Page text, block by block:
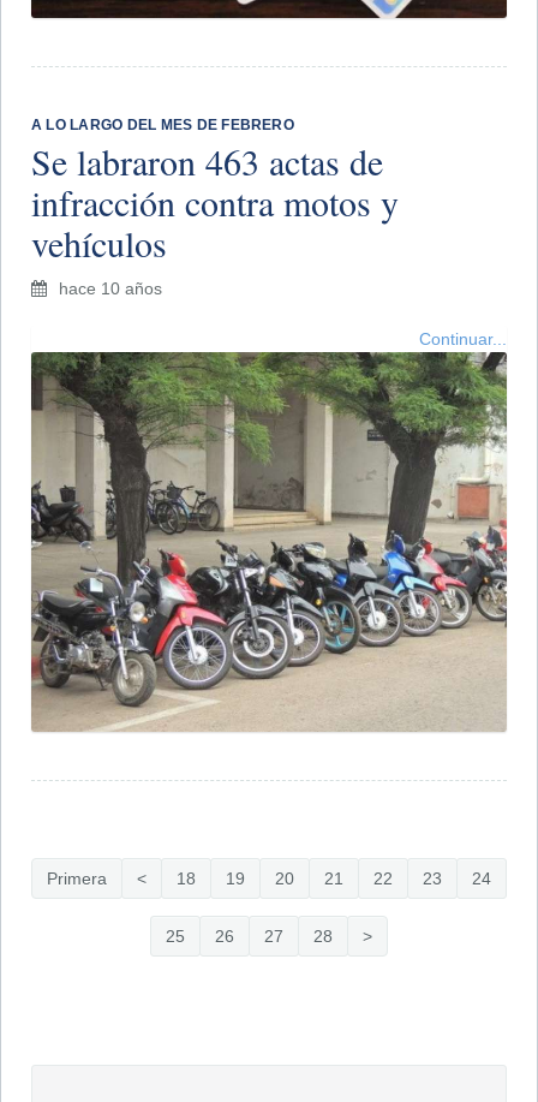
A LO LARGO DEL MES DE FEBRERO
Se labraron 463 actas de
infracción contra motos y
vehículos
hace 10 años
Continuar...
Primera < 18 19 20 21 22 23 24
25 26 27 28 >